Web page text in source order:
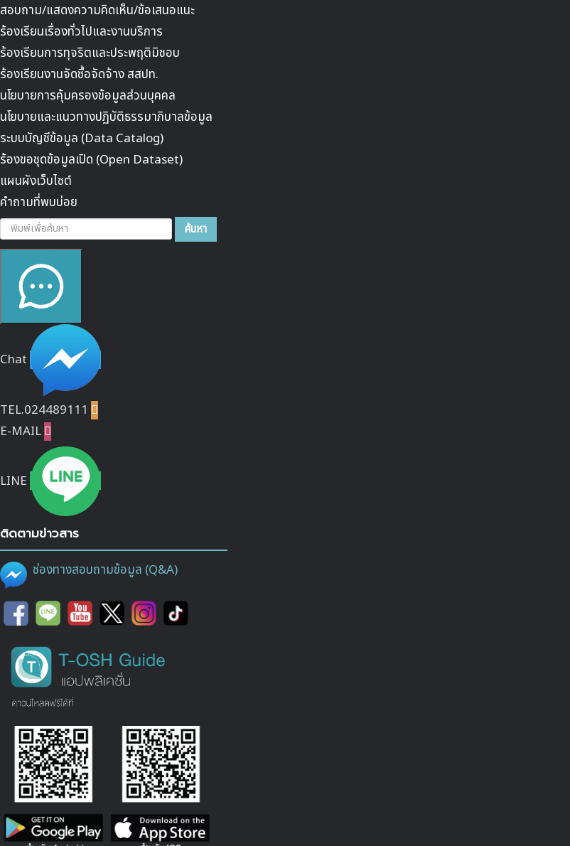
สอบถาม/แสดงความคิดเห็น/ข้อเสนอแนะ
ร้องเรียนเรื่องทั่วไปและงานบริการ
ร้องเรียนการทุจริตและประพฤติมิชอบ
ร้องเรียนงานจัดซื้อจัดจ้าง สสปท.
นโยบายการคุ้มครองข้อมูลส่วนบุคคล
นโยบายและแนวทางปฏิบัติธรรมาภิบาลข้อมูล
ระบบบัญชีข้อมูล (Data Catalog)
ร้องขอชุดข้อมูลเปิด (Open Dataset)
แผนผังเว็บไซต์
คำถามที่พบบ่อย
ค้นหา... ค้นหา
Chat
TEL.024489111 
E-MAIL
LINE
ติดตามข่าวสาร
ช่องทางสอบถามข้อมูล (Q&A)